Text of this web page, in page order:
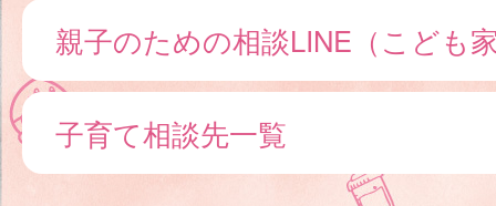
親子のための相談LINE（こども
子育て相談先一覧